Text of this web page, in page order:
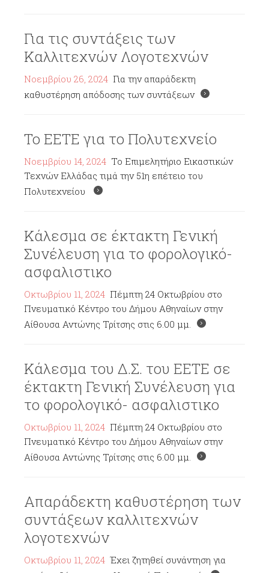
Για τις συντάξεις των
Καλλιτεχνών Λογοτεχνών
Νοεμβρίου 26, 2024 Για την απαράδεκτη
καθυστέρηση απόδοσης των συντάξεων
Το ΕΕΤΕ για το Πολυτεχνείο
Νοεμβρίου 14, 2024 Το Επιμελητήριο Εικαστικών
Τεχνών Ελλάδας τιμά την 51η επέτειο του
Πολυτεχνείου
Κάλεσμα σε έκτακτη Γενική
Συνέλευση για το φορολογικό-
ασφαλιστικο
Οκτωβρίου 11, 2024 Πέμπτη 24 Οκτωβρίου στο
Πνευματικό Κέντρο του Δήμου Αθηναίων στην
Αίθουσα Αντώνης Τρίτσης στις 6.00 μμ.
Κάλεσμα του Δ.Σ. του ΕΕΤΕ σε
έκτακτη Γενική Συνέλευση για
το φορολογικό- ασφαλιστικο
Οκτωβρίου 11, 2024 Πέμπτη 24 Οκτωβρίου στο
Πνευματικό Κέντρο του Δήμου Αθηναίων στην
Αίθουσα Αντώνης Τρίτσης στις 6.00 μμ.
Απαράδεκτη καθυστέρηση των
συντάξεων καλλιτεχνών
λογοτεχνών
Οκτωβρίου 11, 2024 Έχει ζητηθεί συνάντηση για